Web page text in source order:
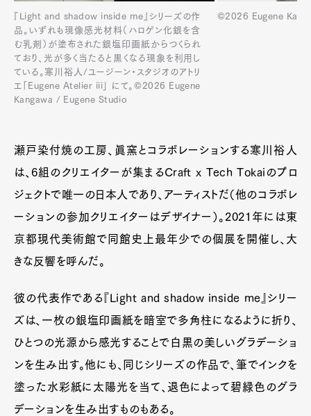
『Light and shadow inside me』シリーズの作
品。いずれも現像感光材料（ハロゲン化銀を含
む乳剤）が塗布された銀塩印画紙からつくられ
ており、光が多く当たると黒くなる現象を利用し
ている。寒川裕人/ユージーン・スタジオのアトリ
エ「Eugene Atelier iii」 にて。©2026 Eugene
Kangawa / Eugene Studio
©2026 Eugene
瀬戸染付焼の工房、眞窯とコラボレーションする寒川裕人
は、6組のクリエイターが集まるCraft x Tech Tokaiのプロ
ジェクトで唯一の日本人であり、アーティストだ（他のコラボレ
ーションの参加クリエイターはデザイナー）。2021年には東
京都現代美術館で同館史上最年少での個展を開催し、大
きな反響を呼んだ。
彼の代表作である『Light and shadow inside me』シリー
ズは、一枚の銀塩印画紙を暗室で多角柱になるように折り、
ひとつの光源から感光することで白黒の美しいグラデーショ
ンを生み出す。他にも、同じシリーズの作品で、筆でインクを
塗った水彩紙に太陽光を当て、退色によって碧緑色のグラ
デーションを生み出すものもある。